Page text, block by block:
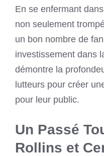
En se enfermant
non seulement
un bon nombre de
investissement dans
démontre la
lutteurs pour créer
pour leur public.
Un Passé
Rollins et